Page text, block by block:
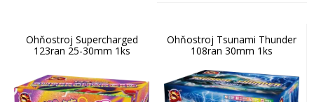
Ohňostroj Supercharged
123ran 25-30mm 1ks
Ohňostroj Tsunami Thunder
108ran 30mm 1ks